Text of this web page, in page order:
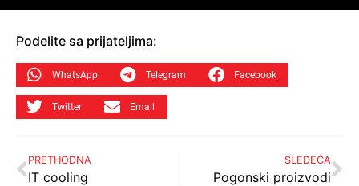
Podelite sa prijateljima:
WhatsApp Telegram Facebook
Twitter Email
PRETHODNA
IT cooling
SLEDEĆA
Pogonski proizvodi